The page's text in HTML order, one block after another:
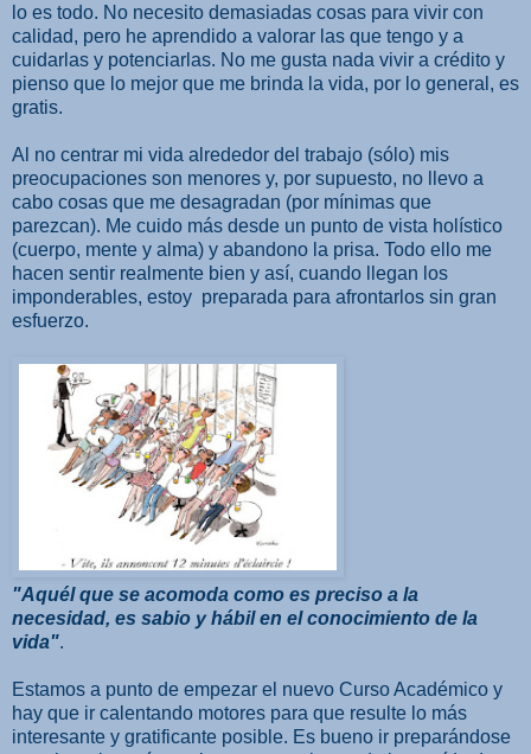
lo es todo. No necesito demasiadas cosas para vivir con
calidad, pero he aprendido a valorar las que tengo y a
cuidarlas y potenciarlas. No me gusta nada vivir a crédito y
pienso que lo mejor que me brinda la vida, por lo general, es
gratis.
Al no centrar mi vida alrededor del trabajo (sólo) mis
preocupaciones son menores y, por supuesto, no llevo a
cabo cosas que me desagradan (por mínimas que
parezcan). Me cuido más desde un punto de vista holístico
(cuerpo, mente y alma) y abandono la prisa. Todo ello me
hacen sentir realmente bien y así, cuando llegan los
imponderables, estoy preparada para afrontarlos sin gran
esfuerzo.
"Aquél que se acomoda como es preciso a la
necesidad, es sabio y hábil en el conocimiento de la
vida".
Estamos a punto de empezar el nuevo Curso Académico y
hay que ir calentando motores para que resulte lo más
interesante y gratificante posible. Es bueno ir preparándose